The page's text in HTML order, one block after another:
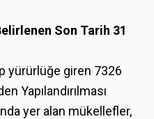
Son Tarih 31
yürürlüğe giren 7326
Yapılandırılması
yer alan mükellefler,